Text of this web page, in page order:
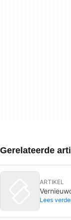
Gerelateerde
ARTIKEL
Lees